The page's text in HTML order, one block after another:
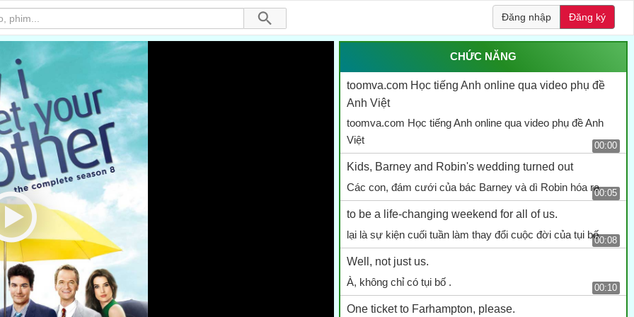
Đăng nhập Đăng ký
CHỨC NĂNG
toomva.com Học tiếng Anh online qua video phụ đề
Anh Việt
toomva.com Học tiếng Anh online qua video phụ đề Anh
Việt
00:00
Kids, Barney and Robin's wedding turned out
Các con, đám cưới của bác Barney và dì Robin hóa ra00:05
to be a life-changing weekend for all of us.
lại là sự kiện cuối tuần làm thay đổi cuộc đời của tụi bố.00:08
Well, not just us.
À, không chỉ có tụi bố .
00:10
One ticket to Farhampton, please.